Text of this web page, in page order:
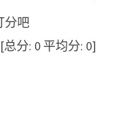
分吧
[总分: 0 平均分: 0]